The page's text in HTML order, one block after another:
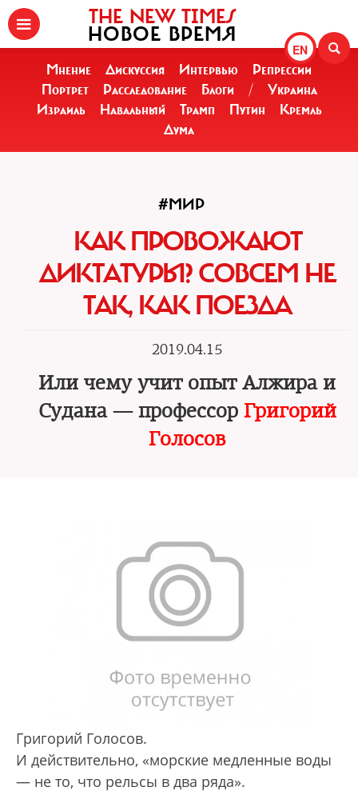
EN
THE NEW TIMES
НОВОЕ ВРЕМЯ
Мнение Дискуссия Интервью
Репрессии
Портрет
Расследование Блоги /
Украина
Израиль
Навальный Трамп Путин
Кремль
Дума
#МИР
КАК ПРОВОЖАЮТ
ДИКТАТУРЫ? СОВСЕМ НЕ
ТАК, КАК ПОЕЗДА
2019.04.15
Или чему учит опыт Алжира и
Судана — профессор Григорий
Голосов
Григорий Голосов.
И действительно, «морские медленные воды
— не то, что рельсы в два ряда».